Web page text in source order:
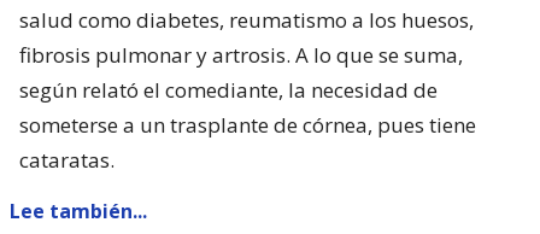
salud como diabetes, reumatismo a los huesos,
fibrosis pulmonar y artrosis. A lo que se suma,
según relató el comediante, la necesidad de
someterse a un trasplante de córnea, pues tiene
cataratas.
Lee también...